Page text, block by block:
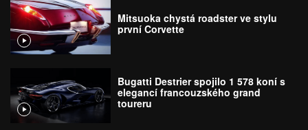
Mitsuoka chystá roadster ve stylu
první Corvette
Bugatti Destrier spojilo 1 578 koní s
elegancí francouzského grand
toureru